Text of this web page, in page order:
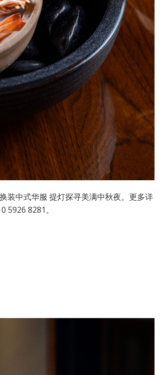
装中式华服 提灯探寻美满中秋夜。更多详
5926 8281。